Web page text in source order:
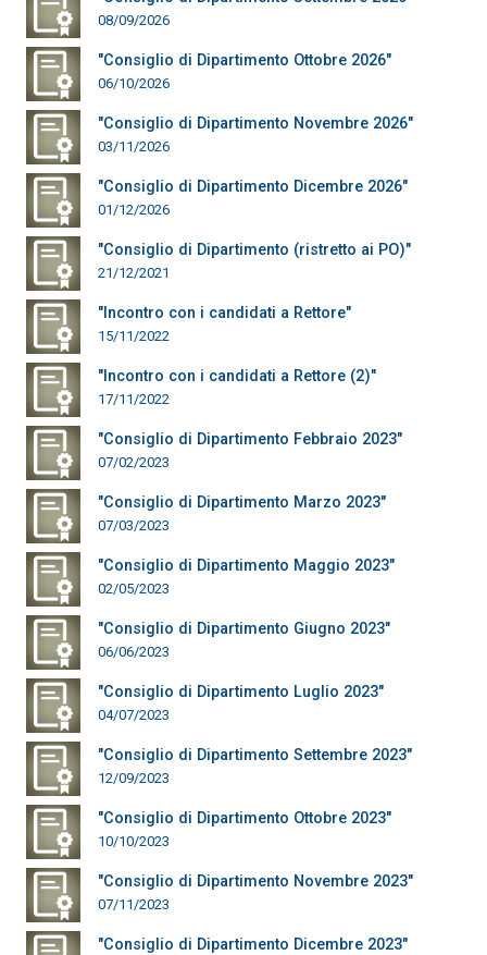
08/09/2026
"Consiglio di Dipartimento Ottobre 2026"
06/10/2026
"Consiglio di Dipartimento Novembre 2026"
03/11/2026
"Consiglio di Dipartimento Dicembre 2026"
01/12/2026
"Consiglio di Dipartimento (ristretto ai PO)"
21/12/2021
"Incontro con i candidati a Rettore"
15/11/2022
"Incontro con i candidati a Rettore (2)"
17/11/2022
"Consiglio di Dipartimento Febbraio 2023"
07/02/2023
"Consiglio di Dipartimento Marzo 2023"
07/03/2023
"Consiglio di Dipartimento Maggio 2023"
02/05/2023
"Consiglio di Dipartimento Giugno 2023"
06/06/2023
"Consiglio di Dipartimento Luglio 2023"
04/07/2023
"Consiglio di Dipartimento Settembre 2023"
12/09/2023
"Consiglio di Dipartimento Ottobre 2023"
10/10/2023
"Consiglio di Dipartimento Novembre 2023"
07/11/2023
"Consiglio di Dipartimento Dicembre 2023"